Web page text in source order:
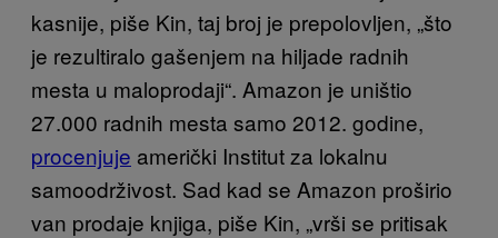
kasnije, piše Kin, taj broj je prepolovljen, „što
je rezultiralo gašenjem na hiljade radnih
mesta u maloprodaji“. Amazon je uništio
27.000 radnih mesta samo 2012. godine,
procenjuje američki Institut za lokalnu
samoodrživost. Sad kad se Amazon proširio
van prodaje knjiga, piše Kin, „vrši se pritisak